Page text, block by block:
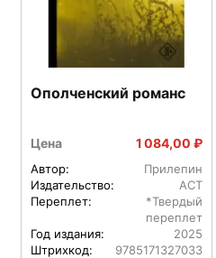
Ополченский романс
Цена 1 084,00 ₽
Автор:
Прилепин
Издательство:
АСТ
Переплет:
*Твердый
переплет
Год издания:
2025
Штрихкод:
9785171327033